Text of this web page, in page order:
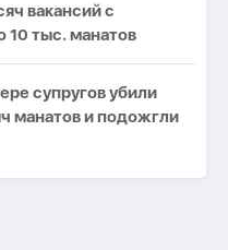
вакансий с
10 тыс. манатов
супругов убили
манатов и подожгли